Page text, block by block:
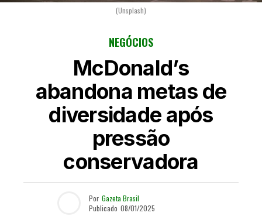
(Unsplash)
NEGÓCIOS
McDonald’s
abandona metas de
diversidade após
pressão
conservadora
Por Gazeta Brasil
Publicado 08/01/2025